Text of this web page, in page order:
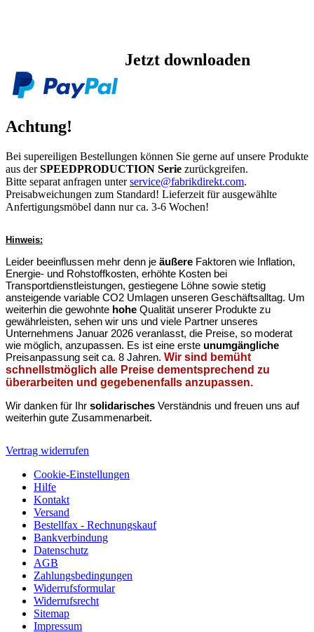
Jetzt downloaden
Achtung!
Bei supereiligen Bestellungen können Sie gerne auf unsere Produkte
aus derSPEEDPRODUCTION Serie zurückgreifen.
Bitte separat anfragen unterservice@fabrikdirekt.com.
Preisabweichungen zum Standard! Lieferzeit für ausgewählte
Anfertigungsmöbel dann nur ca. 3-6 Wochen!
Hinweis:
Leider beeinflussen mehr denn je äußere Faktoren wie Inflation,
Energie- und Rohstoffkosten, erhöhte Kosten bei
Transportdienstleistungen, gestiegene Löhne sowie stetig
ansteigende variable CO2 Umlagen unseren Geschäftsalltag. Um
weiterhin die gewohnte hohe Qualität unserer Produkte zu
gewährleisten, sehen wir uns und viele Partner unseres
Unternehmens Januar 2026 veranlasst, die Preise, so moderat
wie möglich, anzupassen. Es ist eine erste unumgängliche
Preisanpassung seit ca. 8 Jahren. Wir sind bemüht
schnellstmöglich alle Preise dementsprechend zu
überarbeiten und gegebenenfalls anzupassen.
Wir danken für Ihr solidarisches Verständnis und freuen uns auf
weiterhin gute Zusammenarbeit.
Vertrag widerrufen
Cookie-Einstellungen
Hilfe
Kontakt
Versand
Bestellfax - Rechnungskauf
Bankverbindung
Datenschutz
AGB
Zahlungsbedingungen
Widerrufsformular
Widerrufsrecht
Sitemap
Impressum